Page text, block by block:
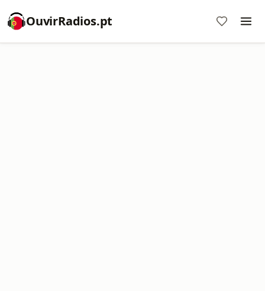
OuvirRadios.pt